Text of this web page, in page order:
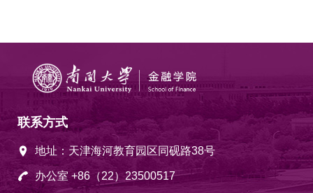
联系方式
地址：天津海河教育园区同砚路38号
办公室 +86（22）23500517